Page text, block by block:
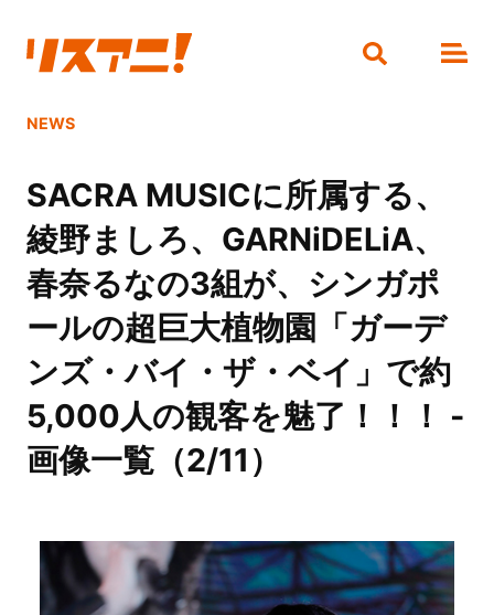
NEWS
SACRA MUSICに所属する、
綾野ましろ、GARNiDELiA、
春奈るなの3組が、シンガポ
ールの超巨大植物園「ガーデ
ンズ・バイ・ザ・ベイ」で約
5,000人の観客を魅了！！！ -
画像一覧（2/11）